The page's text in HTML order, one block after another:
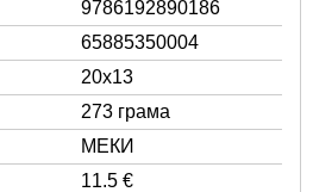
9786192890186
65885350004
20x13
273 грама
МЕКИ
11.5 €